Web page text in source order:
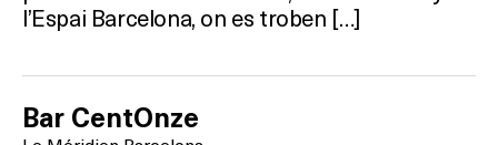
l’Espai Barcelona, on es troben […]
Bar CentOnze